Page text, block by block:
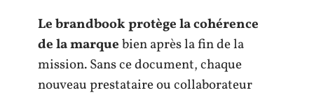
Le brandbook protège la cohérence
de la marquebien après la fin de la
mission. Sans ce document, chaque
nouveau prestataire ou collaborateur